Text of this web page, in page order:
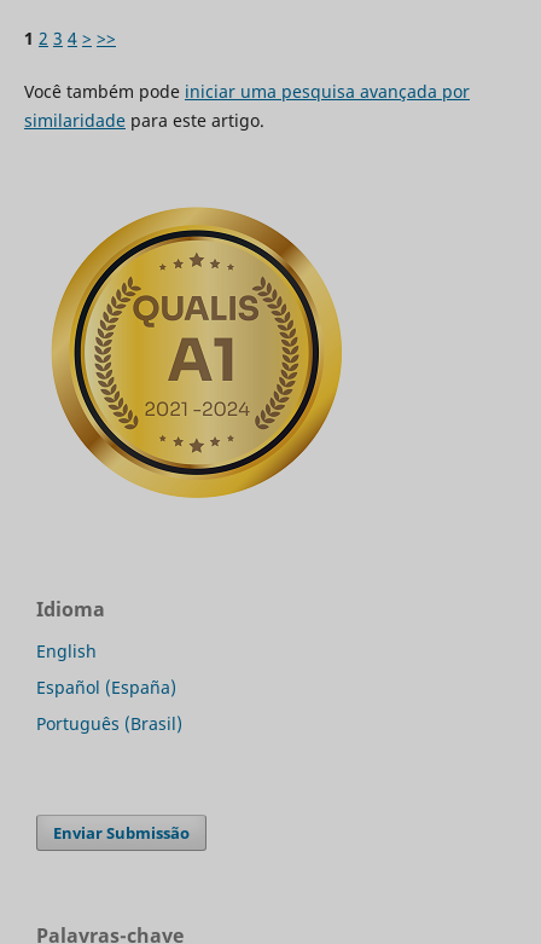
1 2 3 4 > >>
Você também pode iniciar uma pesquisa avançada por
similaridadepara este artigo.
Idioma
English
Español (España)
Português (Brasil)
Enviar Submissão
Palavras-chave